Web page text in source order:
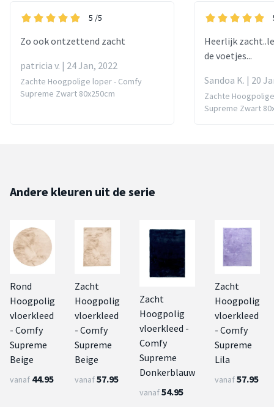
5 /5
Zo ook ontzettend zacht
patricia v. | 24 Jan, 2022
Zachte Hoogpolige loper - Comfy
Supreme Zwart 80x250cm
Heerlijk
de voetjes...
Sandoa K. | 20
Zachte
Supreme Zwart
Andere kleuren uit de serie
Rond
Hoogpolig
vloerkleed
- Comfy
Supreme
Beige
vanaf 44.95
Zacht
Hoogpolig
vloerkleed
- Comfy
Supreme
Beige
vanaf57.95
Zacht
Hoogpolig
vloerkleed -
Comfy
Supreme
Donkerblauw
vanaf54.95
Zacht
Hoogpolig
vloerkleed
- Comfy
Supreme
Lila
vanaf57.95